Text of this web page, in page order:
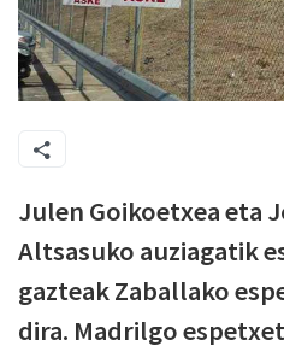
Julen Goikoetxea eta
Altsasuko auziagatik
gazteak Zaballako
dira. Madrilgo